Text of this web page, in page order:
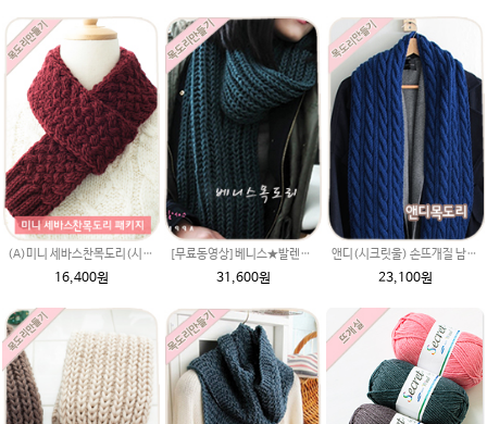
(A)미니 세바스찬목도리(시크릿울) 패키지(도안+뜨개실)/자라무늬/미니 머플러/미니목도리뜨기/자라무늬뜨기/손뜨개목도리/미니뜨개질목도리/뜨개질목도리
16,400원
[무료동영상]베니스★발렌타인울 손뜨개질목도리뜨기 길라임목도리 남여 커플목도리뜨개질 굵은털실 변형고무뜨기 목도리
31,600원
앤디(시크릿울) 손뜨개질 남자친구 크리스마스 특별한선물 쉬운꽈배기목도리만들기뜨기 털실 뜨개질실
23,100원